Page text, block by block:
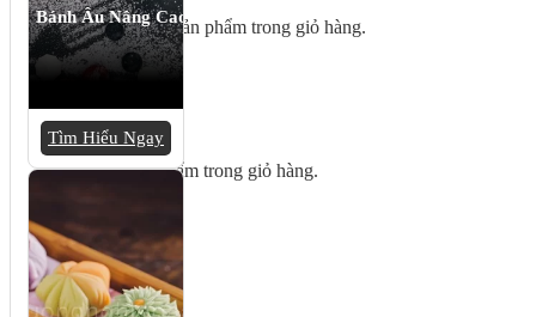
Chưa có sản phẩm trong giỏ hàng.
Giỏ hàng
Chưa có sản phẩm trong giỏ hàng.
Bánh Âu Nâng Cao
Tìm Hiểu Ngay